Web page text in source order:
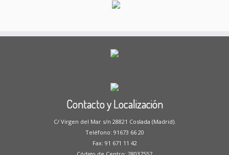
Contacto y Localización
C/ Virgen del Mar s/n 28821 Coslada (Madrid).
Teléfono: 91673 66 20
Fax: 91 671 11 42